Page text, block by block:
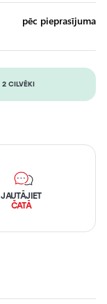
pēc pieprasījuma
2 CILVĒKI
JAUTĀJIET
ČATĀ